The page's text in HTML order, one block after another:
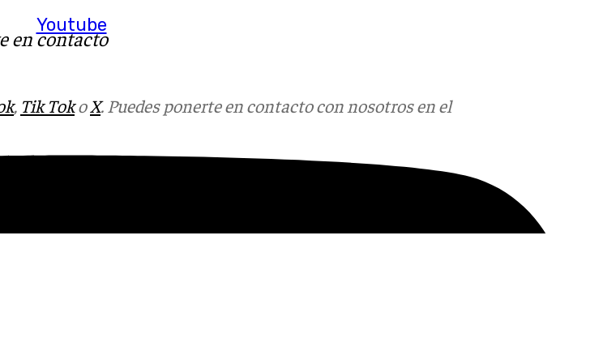
Youtube
en contacto
, Tik TokoX. Puedes ponerte en contacto con nosotros en el